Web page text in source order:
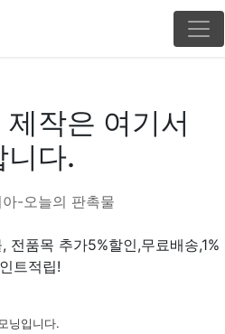
작은 여기서
니다.
전품목 추가5%할인,무료배송,1%
트적립!
닝입니다.